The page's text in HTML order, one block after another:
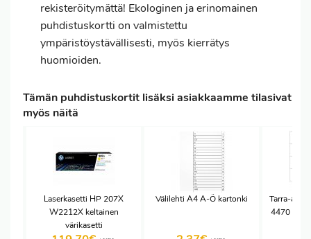
rekisteröitymättä! Ekologinen ja erinomainen
puhdistuskortti on valmistettu
ympäristöystävällisesti, myös kierrätys
huomioiden.
Tämän puhdistuskortit lisäksi asiakkaamme tilasivat
myös näitä
Laserkasetti HP 207X
W2212X keltainen
värikasetti
Välilehti A4 A-Ö kartonki
Tarra-
4470 A4/